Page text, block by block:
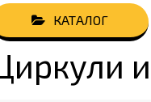
АВТОТОВАРЫ
ВСЁ ДЛЯ КЛИНИНГА
ДОМ И САД